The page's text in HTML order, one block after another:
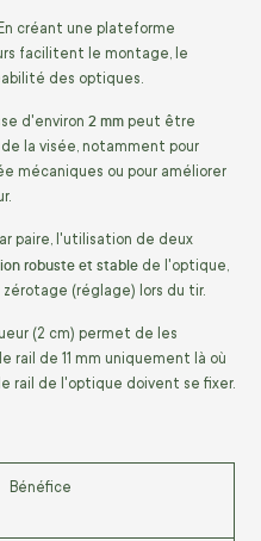
créant une plateforme
facilitent le montage, le
des optiques.
d'environ 2 mm peut être
la visée, notamment pour
mécaniques ou pour améliorer
paire, l'utilisation de deux
robuste et stable de l'optique,
(réglage) lors du tir.
(2 cm) permet de les
rail de 11 mm uniquement là où
rail de l'optique doivent se fixer.
Bénéfice